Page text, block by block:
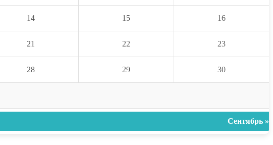
14 15 16
21 22 23
28 29 30
Сентябрь »